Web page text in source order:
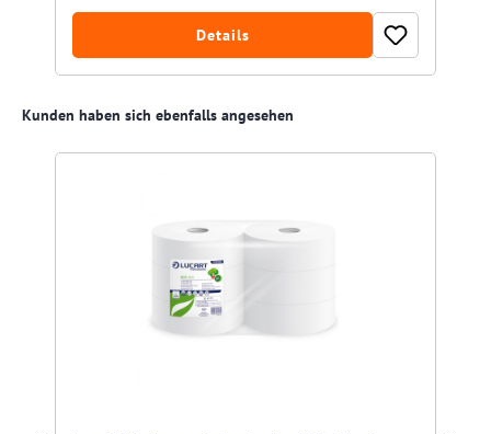
Details
Produktgalerie überspringen
Kunden haben sich ebenfalls angesehen